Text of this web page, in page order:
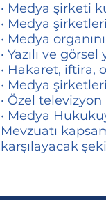
• Medya şirketi
• Medya
• Medya
• Yazılı ve
• Hakaret, iftira,
• Medya
• Özel
• Medya
Mevzuatı
karşılayacak